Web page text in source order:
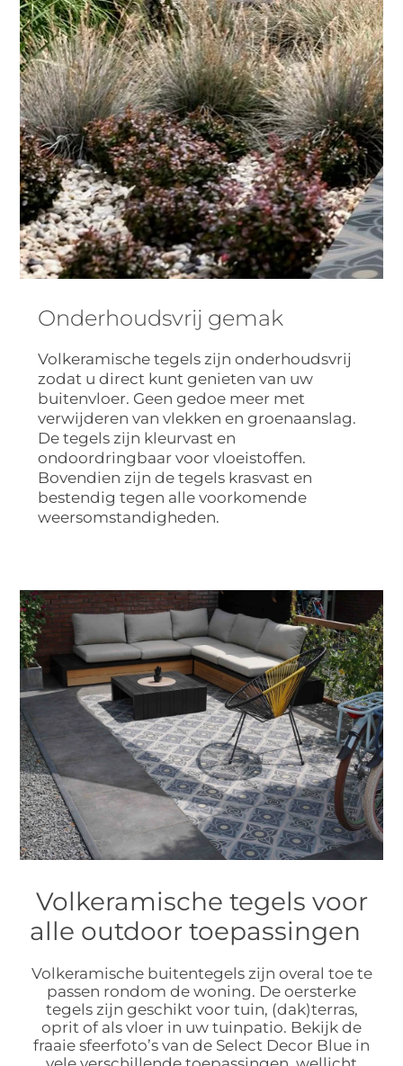
Onderhoudsvrij gemak
Volkeramische tegels zijn onderhoudsvrij
zodat u direct kunt genieten van uw
buitenvloer. Geen gedoe meer met
verwijderen van vlekken en groenaanslag.
De tegels zijn kleurvast en
ondoordringbaar voor vloeistoffen.
Bovendien zijn de tegels krasvast en
bestendig tegen alle voorkomende
weersomstandigheden.
Volkeramische tegels voor
alle outdoor toepassingen
Volkeramische buitentegels zijn overal toe te
passen rondom de woning. De oersterke
tegels zijn geschikt voor tuin, (dak)terras,
oprit of als vloer in uw tuinpatio. Bekijk de
fraaie sfeerfoto’s van de Select Decor Blue in